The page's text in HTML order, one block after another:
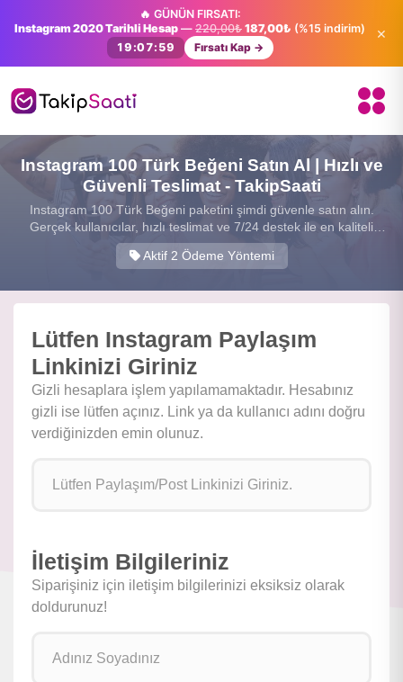
🔥 GÜNÜN FIRSATI:
Instagram 2020 Tarihli Hesap — 220,00₺ 187,00₺ (%15 indirim)
19:07:59
Fırsatı Kap →
×
Instagram 100 Türk Beğeni Satın Al | Hızlı ve
Güvenli Teslimat - TakipSaati
Instagram 100 Türk Beğeni paketini şimdi güvenle satın alın.
Gerçek kullanıcılar, hızlı teslimat ve 7/24 destek ile en kaliteli
sosyal medya hizmetini sunuyoruz.
Aktif 2 Ödeme Yöntemi
Lütfen Instagram Paylaşım
Linkinizi Giriniz
Gizli hesaplara işlem yapılamamaktadır. Hesabınız
gizli ise lütfen açınız. Link ya da kullanıcı adını doğru
verdiğinizden emin olunuz.
İletişim Bilgileriniz
Siparişiniz için iletişim bilgilerinizi eksiksiz olarak
doldurunuz!